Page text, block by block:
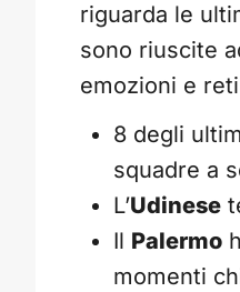
riguarda le
sono riuscite
emozioni e
8 degli
squadre a
L’Udinese
Il Palermo
momenti